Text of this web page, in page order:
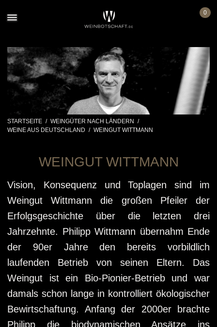
0
STARTSEITE / WEINGÜTER NACH LÄNDERN
/
WEINE AUS DEUTSCHLAND / WEINGUT WITTMANN
WEINGUT WITTMANN
Vision, Konsequenz und Toplagen sind im
Weingut Wittmann die großen Pfeiler der
Erfolgsgeschichte über die letzten drei
Jahrzehnte. Philipp Wittmann übernahm Ende
der 90er Jahre den bereits vorbildlich
laufenden Betrieb von seinen Eltern. Das
Weingut ist ein Bio-Pionier-Betrieb und war
damals schon lange in kontrolliert ökologischer
Bewirtschaftung. Anfang der 2000er brachte
Philipp die biodynamischen Ansätze ins